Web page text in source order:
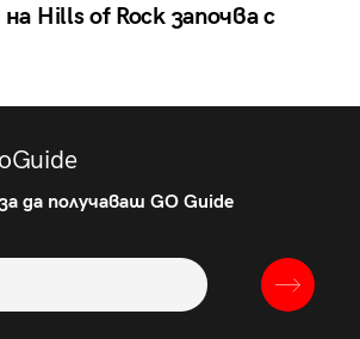
Hills of Rock започва с
да получаваш GO Guide